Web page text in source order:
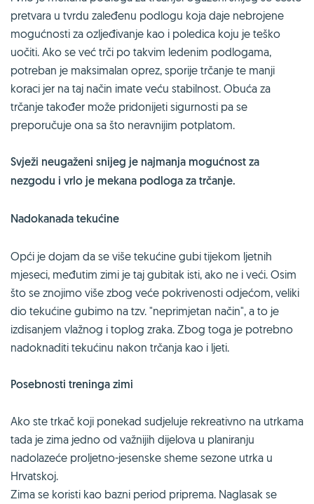
pretvara u tvrdu zaleđenu podlogu koja daje nebrojene
mogućnosti za ozljeđivanje kao i poledica koju je teško
uočiti. Ako se već trči po takvim ledenim podlogama,
potreban je maksimalan oprez, sporije trčanje te manji
koraci jer na taj način imate veću stabilnost. Obuća za
trčanje također može pridonijeti sigurnosti pa se
preporučuje ona sa što neravnijim potplatom.
Svježi neugaženi snijeg je najmanja mogućnost za
nezgodu i vrlo je mekana podloga za trčanje.
Nadokanada tekućine
Opći je dojam da se više tekućine gubi tijekom ljetnih
mjeseci, međutim zimi je taj gubitak isti, ako ne i veći. Osim
što se znojimo više zbog veće pokrivenosti odjećom, veliki
dio tekućine gubimo na tzv. "neprimjetan način", a to je
izdisanjem vlažnog i toplog zraka. Zbog toga je potrebno
nadoknaditi tekućinu nakon trčanja kao i ljeti.
Posebnosti treninga zimi
Ako ste trkač koji ponekad sudjeluje rekreativno na utrkama
tada je zima jedno od važnijih dijelova u planiranju
nadolazeće proljetno-jesenske sheme sezone utrka u
Hrvatskoj.
Zima se koristi kao bazni period priprema. Naglasak se